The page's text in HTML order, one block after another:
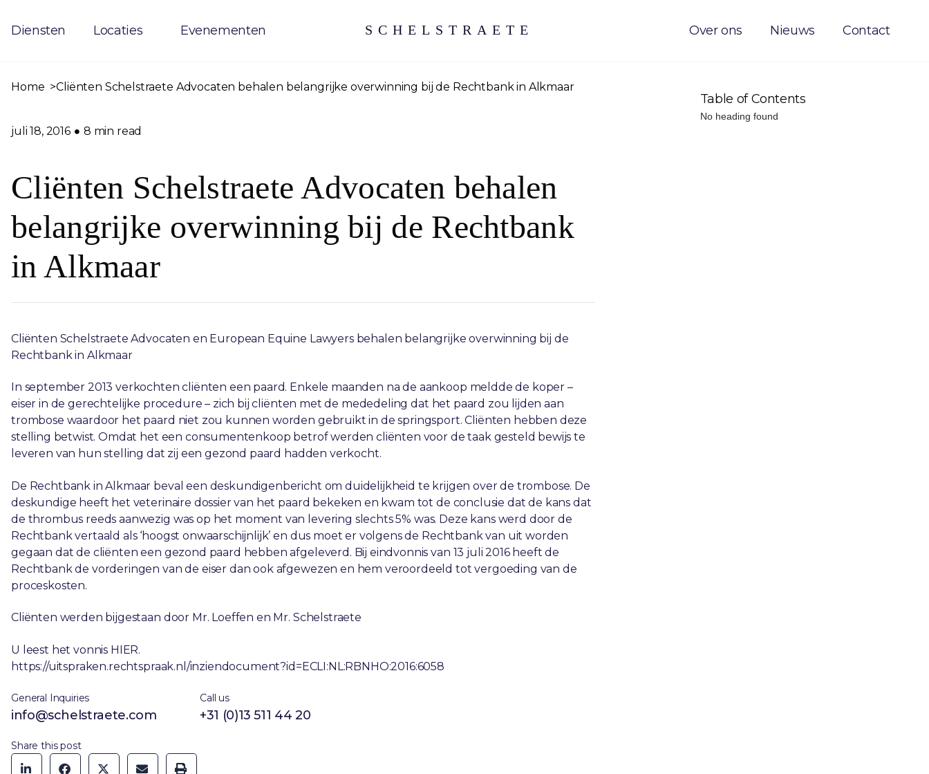
Diensten Locaties Evenementen SCHELSTRAETE Over ons Nieuws Contact
Home Cliënten Schelstraete Advocaten behalen belangrijke overwinning bij de Rechtbank in Alkmaar
juli 18, 2016 8 min read
Cliënten Schelstraete Advocaten behalen
belangrijke overwinning bij de Rechtbank
in Alkmaar
Cliënten Schelstraete Advocaten en European Equine Lawyers behalen belangrijke overwinning bij de
Rechtbank in Alkmaar
In september 2013 verkochten cliënten een paard. Enkele maanden na de aankoop meldde de koper –
eiser in de gerechtelijke procedure – zich bij cliënten met de mededeling dat het paard zou lijden aan
trombose waardoor het paard niet zou kunnen worden gebruikt in de springsport. Cliënten hebben deze
stelling betwist. Omdat het een consumentenkoop betrof werden cliënten voor de taak gesteld bewijs te
leveren van hun stelling dat zij een gezond paard hadden verkocht.
De Rechtbank in Alkmaar beval een deskundigenbericht om duidelijkheid te krijgen over de trombose. De
deskundige heeft het veterinaire dossier van het paard bekeken en kwam tot de conclusie dat de kans dat
de thrombus reeds aanwezig was op het moment van levering slechts 5% was. Deze kans werd door de
Rechtbank vertaald als ‘hoogst onwaarschijnlijk’ en dus moet er volgens de Rechtbank van uit worden
gegaan dat de cliënten een gezond paard hebben afgeleverd. Bij eindvonnis van 13 juli 2016 heeft de
Rechtbank de vorderingen van de eiser dan ook afgewezen en hem veroordeeld tot vergoeding van de
proceskosten.
Cliënten werden bijgestaan door Mr. Loeffen en Mr. Schelstraete
U leest het vonnis HIER.
https://uitspraken.rechtspraak.nl/inziendocument?id=ECLI:NL:RBNHO:2016:6058
General Inquiries
info@schelstraete.com
Call us
+31 (0)13 511 44 20
Share this post
Table of Contents
No heading found